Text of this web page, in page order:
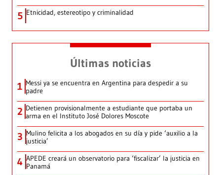
5 Etnicidad, estereotipo y criminalidad
Últimas noticias
1 Messi ya se encuentra en Argentina para despedir a su
padre
2 Detienen provisionalmente a estudiante que portaba un
arma en el Instituto José Dolores Moscote
3 Mulino felicita a los abogados en su día y pide ‘auxilio a la
justicia’
4 APEDE creará un observatorio para ‘fiscalizar’ la justicia en
Panamá